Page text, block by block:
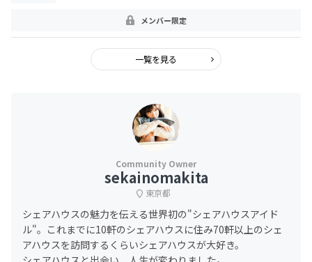
メンバー限定
一覧を見る
sekainomakita
東京都
シェアハウスの魅力を伝える世界初の"シェアハウスアイド
ル"。これまでに10軒のシェアハウスに住み70軒以上のシェ
アハウスを訪問するくらいシェアハウスが大好き。